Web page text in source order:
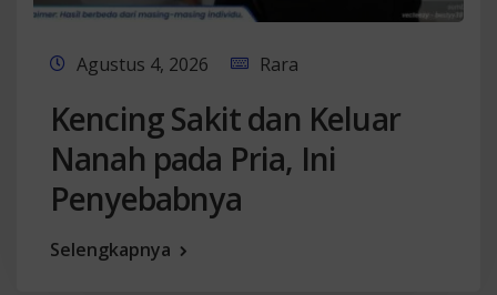
Agustus 4, 2026 Rara
Kencing Sakit dan Keluar
Nanah pada Pria, Ini
Penyebabnya
Selengkapnya